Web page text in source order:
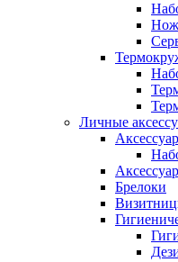
Личные
Брелоки